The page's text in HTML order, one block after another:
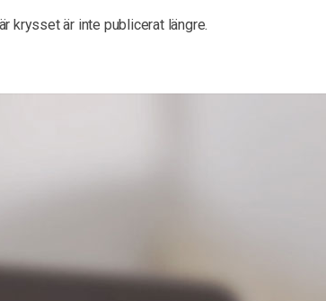
krysset är inte publicerat längre.